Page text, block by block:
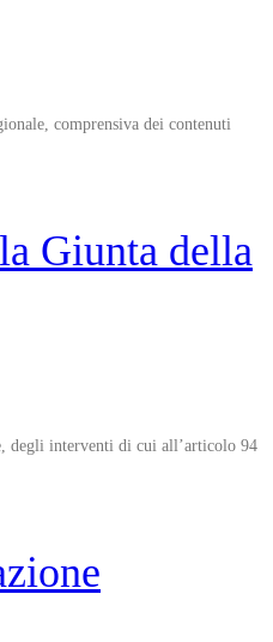
comprensiva dei contenuti
Giunta della
degli interventi di cui all’articolo 94